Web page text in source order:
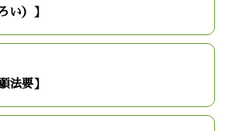
い）】
法要】